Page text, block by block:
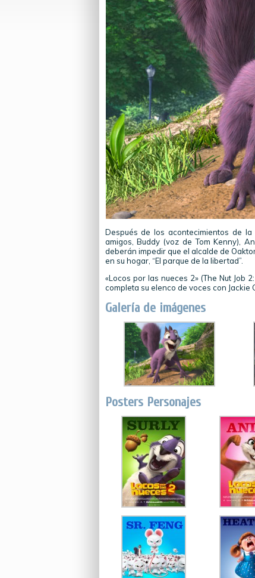
Después de los acontecimientos de
amigos, Buddy (voz de Tom Kenny),
deberán impedir que el alcalde de
en su hogar, “El parque de la libertad”.
«Locos por las nueces 2» (The Nut Job
completa su elenco de voces con Jackie
Galería de imágenes
Posters Personajes